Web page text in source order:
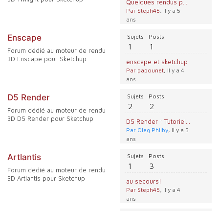
Par Steph45, Il y a 5
ans
Enscape
Forum dédié au moteur de rendu
3D Enscape pour Sketchup
Sujets
1
Posts
1
enscape et sketchup
Par papounet, Il y a 4
ans
D5 Render
Forum dédié au moteur de rendu
3D D5 Render pour Sketchup
Sujets
2
Posts
2
Par Oleg Philby, Il y a 5
ans
Artlantis
Forum dédié au moteur de rendu
3D Artlantis pour Sketchup
Sujets
1
Posts
3
au secours!
Par Steph45, Il y a 4
ans